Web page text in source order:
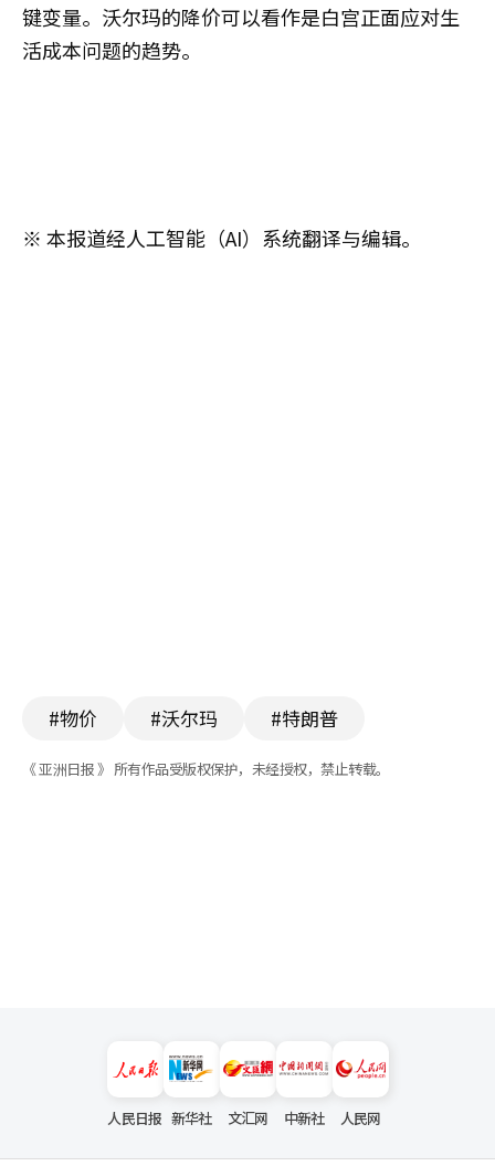
键变量。沃尔玛的降价可以看作是白宫正面应对生
活成本问题的趋势。
※ 本报道经人工智能（AI）系统翻译与编辑。
#物价 #沃尔玛 #特朗普
《 亚洲日报 》 所有作品受版权保护，未经授权，禁止转载。
人民日报 新华社 文汇网 中新社 人民网